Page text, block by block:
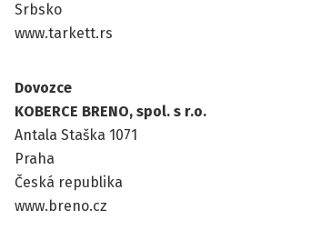
Srbsko
www.tarkett.rs
Dovozce
KOBERCE BRENO, spol. s r.o.
Antala Staška 1071
Praha
Česká republika
www.breno.cz